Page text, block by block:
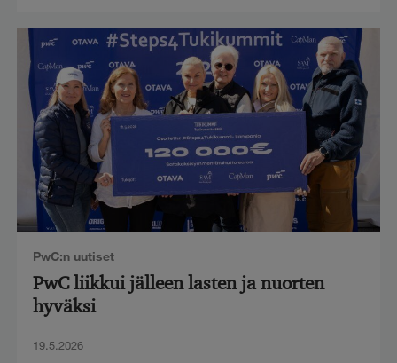
PwC:n uutiset
PwC liikkui jälleen lasten ja nuorten
hyväksi
19.5.2026